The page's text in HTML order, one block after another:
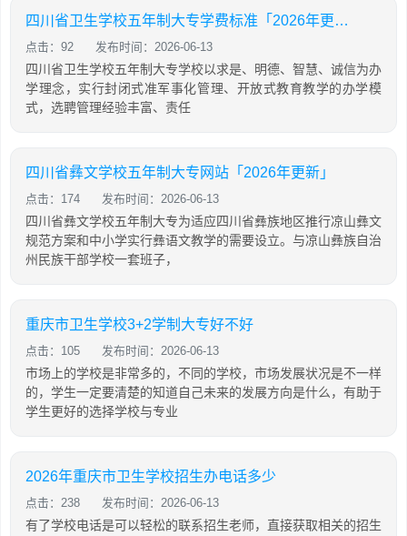
四川省卫生学校五年制大专学费标准「2026年更新」
点击：92 发布时间：2026-06-13
四川省卫生学校五年制大专学校以求是、明德、智慧、诚信为办
学理念，实行封闭式准军事化管理、开放式教育教学的办学模
式，选聘管理经验丰富、责任
四川省彝文学校五年制大专网站「2026年更新」
点击：174 发布时间：2026-06-13
四川省彝文学校五年制大专为适应四川省彝族地区推行凉山彝文
规范方案和中小学实行彝语文教学的需要设立。与凉山彝族自治
州民族干部学校一套班子，
重庆市卫生学校3+2学制大专好不好
点击：105 发布时间：2026-06-13
市场上的学校是非常多的，不同的学校，市场发展状况是不一样
的，学生一定要清楚的知道自己未来的发展方向是什么，有助于
学生更好的选择学校与专业
2026年重庆市卫生学校招生办电话多少
点击：238 发布时间：2026-06-13
有了学校电话是可以轻松的联系招生老师，直接获取相关的招生